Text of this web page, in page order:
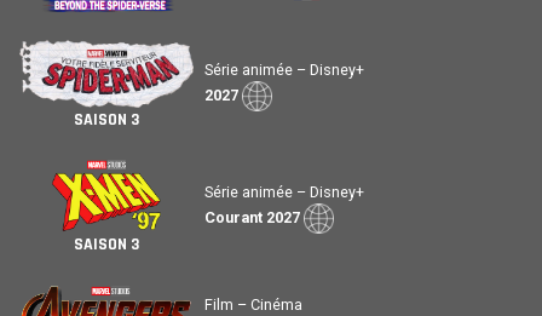
SAISON 3
Série animée – Disney+
2027
SAISON 3
Série animée – Disney+
Courant 2027
Film – Cinéma